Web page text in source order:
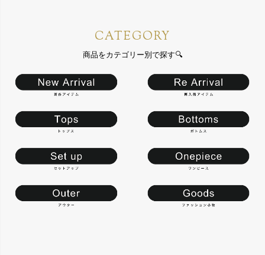
CATEGORY
商品をカテゴリー別で探す🔍